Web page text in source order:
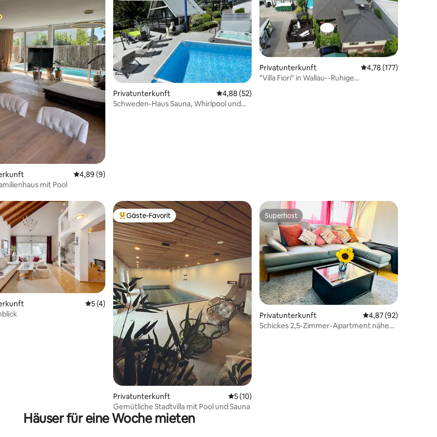
4,94 von 5, 16 Bewertungen
Durchschnittliche Bewertung: 4,89 von 5, 9 Bewertungen
4,89 (9)
mit Pool
Privatunterkunft Durchschnittliche Bewertung: 4,88 von 5, 52 Bewertungen
4,88 (52)
Schweden-Haus Sauna, Whirlpool und
Privatunterkunft Durchschnittliche
4,78 (177)
"Villa Fiori" in Wallau--Ruhige
5 von 5, 4 BewertungenDurchschnittliche Bewertung: 5 von 5, 4 Bewertungen
5 (4)
Beliebter Gäste-Favorit.
Gäste-Favorit
Privatunterkunft Durchschnittliche Bewertung: 5 von 5, 10 Bewertungen
5 (10)
Gemütliche Stadtvilla mit Pool und Sauna
Superhost
Superhost
Privatunterkunft Durchschnittliche
4,87 (92)
Schickes 2,5-Zimmer-Apartment nähe
Häuser für eine Woche mieten